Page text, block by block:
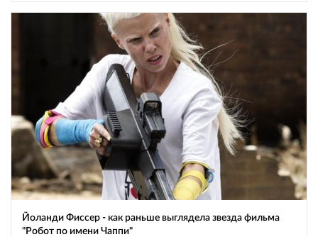
Йоланди Фиссер - как раньше выглядела звезда фильма
"Робот по имени Чаппи"